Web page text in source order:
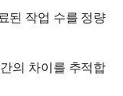
된 작업 수를 정량
의 차이를 추적합